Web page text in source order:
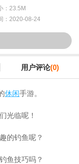
：23.5M
：2020-08-24
用户评论(0)
休闲手游。
光临呢！
的钓鱼呢？
鱼技巧吗？